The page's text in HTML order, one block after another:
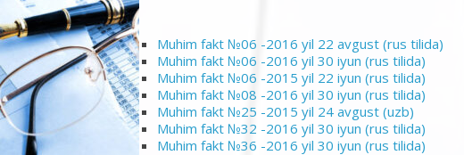
Muhim fakt №06 -2016 yil 22 avgust (rus tilida)
Muhim fakt №06 -2016 yil 30 iyun (rus tilida)
Muhim fakt №06 -2015 yil 22 iyun (rus tilida)
Muhim fakt №08 -2016 yil 30 iyun (rus tilida)
Muhim fakt №25 -2015 yil 24 avgust (uzb)
Muhim fakt №32 -2016 yil 30 iyun (rus tilida)
Muhim fakt №36 -2016 yil 30 iyun (rus tilida)